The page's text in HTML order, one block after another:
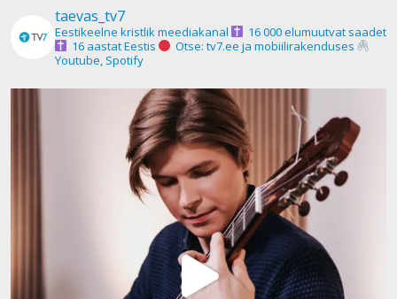
taevas_tv7
Eestikeelne kristlik meediakanal
16 000 elumuutvat saadet
16 aastat Eestis
Otse: tv7.ee ja mobiilirakenduses
Youtube, Spotify